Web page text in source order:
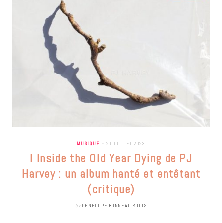
MUSIQUE 20 JUILLET 2023
I Inside the Old Year Dying de PJ
Harvey : un album hanté et entêtant
(critique)
by PENELOPE BONNEAU ROUIS